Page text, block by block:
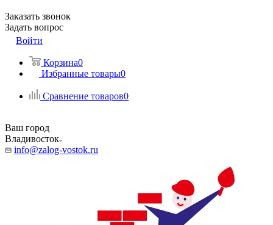
Заказать звонок
Задать вопрос
Войти
Корзина0
Избранные товары0
Сравнение товаров0
Ваш город
Владивосток
info@zalog-vostok.ru